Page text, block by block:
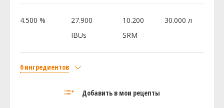
Добавить в мои рецепты
4.500 %
27.900
IBUs
10.200
SRM
30.000 л
6 ингредиентов
Viking malt Pale Ale